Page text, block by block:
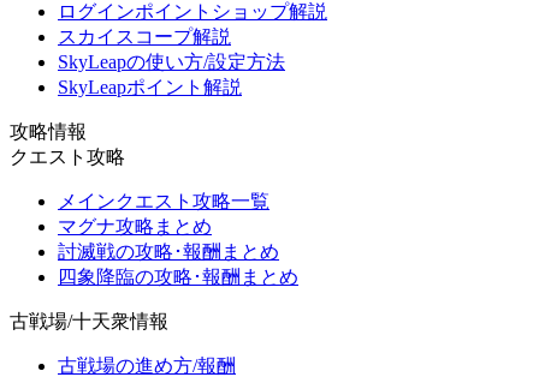
ログインポイントショップ解説
スカイスコープ解説
SkyLeapの使い方/設定方法
SkyLeapポイント解説
攻略情報
クエスト攻略
メインクエスト攻略一覧
マグナ攻略まとめ
討滅戦の攻略･報酬まとめ
四象降臨の攻略･報酬まとめ
古戦場/十天衆情報
古戦場の進め方/報酬